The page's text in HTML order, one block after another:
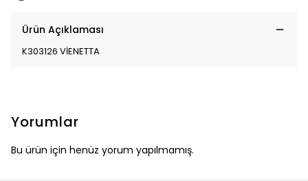
Ürün Açıklaması
K303126 VİENETTA
Yorumlar
Bu ürün için henüz yorum yapılmamış.